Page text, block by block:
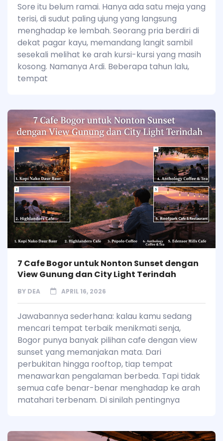
Sore itu belum ramai. Hanya ada satu meja yang
terisi, di sudut paling ujung yang langsung
menghadap ke lembah. Seorang pria berdiri di
dekat pagar kayu, memandang langit sambil
sesekali melihat ke arah kursi-kursi yang masih
kosong. Namanya Ardi. Beberapa tahun lalu,
tempat
7 Cafe Bogor untuk Nonton Sunset dengan
View Gunung dan City Light Terindah
BY DEA APRIL 16, 2026
Jawabannya sederhana: kalau kamu sedang
mencari tempat terbaik menikmati senja,
Bogor punya banyak pilihan cafe dengan view
sunset yang memanjakan mata. Dari
perbukitan hingga rooftop, tiap tempat
menawarkan pengalaman berbeda. Tapi tidak
semua cafe benar-benar menghadap ke arah
matahari terbenam. Di sinilah pentingnya